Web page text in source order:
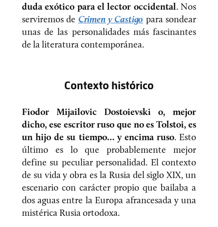
duda exótico para el lector occidental. Nos
serviremos de Crimen y Castigo para sondear
unas de las personalidades más fascinantes
de la literatura contemporánea.
Contexto histórico
Fiodor Mijailovic Dostoievski o, mejor
dicho, ese escritor ruso que no es Tolstoi, es
un hijo de su tiempo… y encima ruso. Esto
último es lo que probablemente mejor
define su peculiar personalidad. El contexto
de su vida y obra es la Rusia del siglo XIX, un
escenario con carácter propio que bailaba a
dos aguas entre la Europa afrancesada y una
mistérica Rusia ortodoxa.